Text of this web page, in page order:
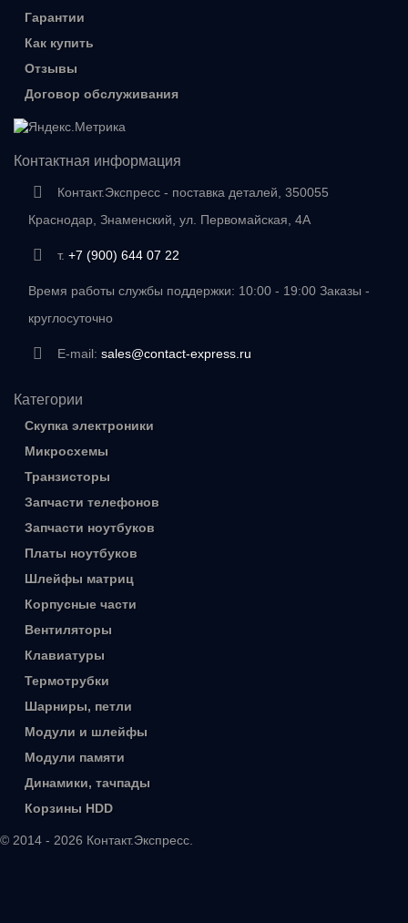
Гарантии
Как купить
Отзывы
Договор обслуживания
Контактная информация
Контакт.Экспресс - поставка деталей, 350055
Краснодар, Знаменский, ул. Первомайская, 4А
т. +7 (900) 644 07 22
Время работы службы поддержки: 10:00 - 19:00 Заказы -
круглосуточно
E-mail: sales@contact-express.ru
Категории
Скупка электроники
Микросхемы
Транзисторы
Запчасти телефонов
Запчасти ноутбуков
Платы ноутбуков
Шлейфы матриц
Корпусные части
Вентиляторы
Клавиатуры
Термотрубки
Шарниры, петли
Модули и шлейфы
Модули памяти
Динамики, тачпады
Корзины HDD
© 2014 - 2026 Контакт.Экспресс.